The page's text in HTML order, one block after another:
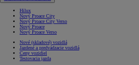
Hilux
Nový Proace City
Nový Proace City Verso
Nový Proace
Nový Proace Verso
Nové (skladové) vozidlá
Jazdené a predvádzacie vozidlá
Ceny vozidiel
Testovacia jazda